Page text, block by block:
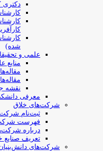
دکتری
شده)
علمی و
منابع
نقشه
معرفی
شرکت‌های خلاق
ثبت‌نام
فهرست
درباره
تعریف صنایع
شرکت‌های